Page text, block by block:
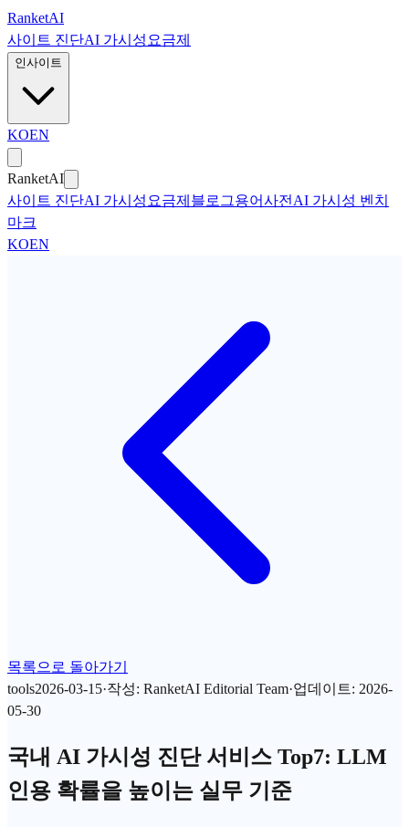
본문으로 건너뛰기
RanketAI
사이트 진단AI 가시성 요금제
인사이트
KOEN
RanketAI
사이트 진단AI 가시성 요금제 블로그용어사전 AI 가시성 벤치
마크
KOEN
목록으로 돌아가기
tools2026-03-15·작성: RanketAI Editorial Team·업데이트: 2026-
05-30
국내 AI 가시성 진단 서비스 Top7: LLM
인용 확률을 높이는 실무 기준